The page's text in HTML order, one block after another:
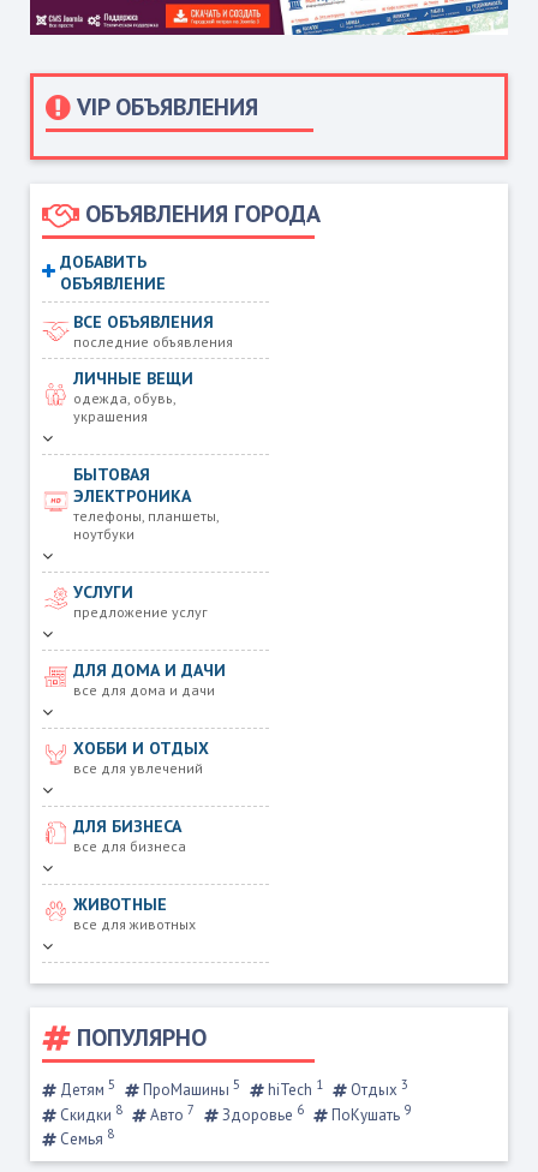
VIP ОБЪЯВЛЕНИЯ
ОБЪЯВЛЕНИЯ ГОРОДА
ДОБАВИТЬ
ОБЪЯВЛЕНИЕ
ВСЕ ОБЪЯВЛЕНИЯ
последние объявления
ЛИЧНЫЕ ВЕЩИ
одежда, обувь,
украшения
БЫТОВАЯ
ЭЛЕКТРОНИКА
телефоны, планшеты,
ноутбуки
УСЛУГИ
предложение услуг
ДЛЯ ДОМА И ДАЧИ
все для дома и дачи
ХОББИ И ОТДЫХ
все для увлечений
ДЛЯ БИЗНЕСА
все для бизнеса
ЖИВОТНЫЕ
все для животных
ПОПУЛЯРНО
Детям 5 ПроМашины 5 hiTech 1 Отдых 3
Скидки 8 Авто 7 Здоровье 6 ПоКушать 9
Семья 8